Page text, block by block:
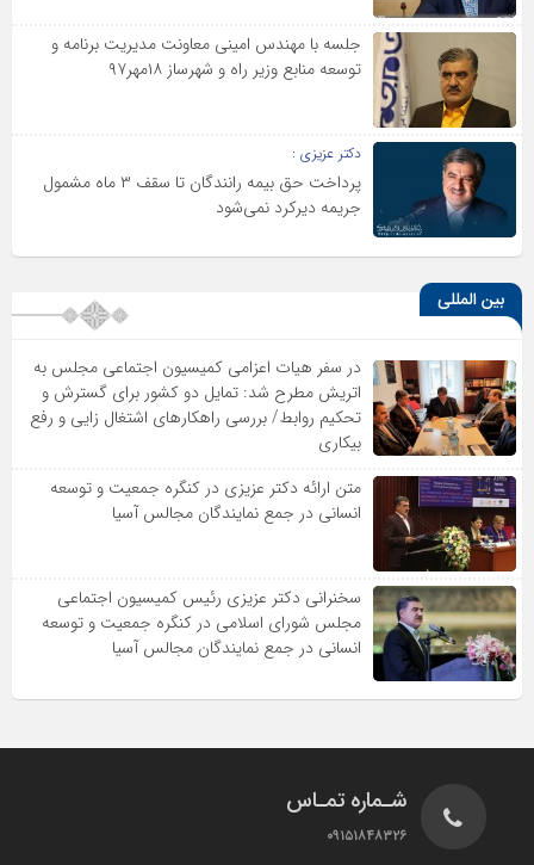
جلسه با مهندس امینی معاونت مدیریت برنامه و
توسعه منابع وزیر راه و شهرساز ۱۸مهر۹۷
دکتر عزیزی :
پرداخت حق بیمه رانندگان تا سقف ۳ ماه مشمول
جریمه دیرکرد نمی‌شود
بین المللی
در سفر هیات اعزامی کمیسیون اجتماعی مجلس به
اتریش مطرح شد: تمایل دو کشور برای گسترش و
تحکیم روابط/ بررسی راهکارهای اشتغال زایی و رفع
بیکاری
متن ارائه دکتر عزیزى در کنگره جمعیت و توسعه
انسانى در جمع نمایندگان مجالس آسیا
سخنرانى دکتر عزیزى رئیس کمیسیون اجتماعى
مجلس شوراى اسلامى در کنگره جمعیت و توسعه
انسانى در جمع نمایندگان مجالس آسیا
شـماره تمـاس
۰۹۱۵۱۸۴۸۳۲۶